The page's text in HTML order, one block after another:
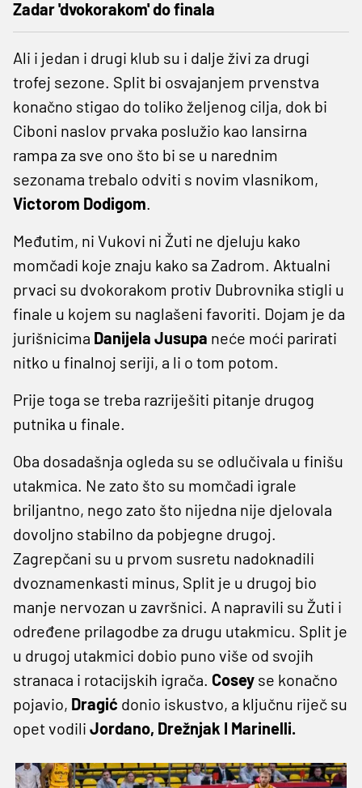
Zadar 'dvokorakom' do finala
Ali i jedan i drugi klub su i dalje živi za drugi
trofej sezone. Split bi osvajanjem prvenstva
konačno stigao do toliko željenog cilja, dok bi
Ciboni naslov prvaka poslužio kao lansirna
rampa za sve ono što bi se u narednim
sezonama trebalo odviti s novim vlasnikom,
Victorom Dodigom.
Međutim, ni Vukovi ni Žuti ne djeluju kako
momčadi koje znaju kako sa Zadrom. Aktualni
prvaci su dvokorakom protiv Dubrovnika stigli u
finale u kojem su naglašeni favoriti. Dojam je da
jurišnicima Danijela Jusupa neće moći parirati
nitko u finalnoj seriji, a li o tom potom.
Prije toga se treba razriješiti pitanje drugog
putnika u finale.
Oba dosadašnja ogleda su se odlučivala u finišu
utakmica. Ne zato što su momčadi igrale
briljantno, nego zato što nijedna nije djelovala
dovoljno stabilno da pobjegne drugoj.
Zagrepčani su u prvom susretu nadoknadili
dvoznamenkasti minus, Split je u drugoj bio
manje nervozan u završnici. A napravili su Žuti i
određene prilagodbe za drugu utakmicu. Split je
u drugoj utakmici dobio puno više od svojih
stranaca i rotacijskih igrača. Cosey se konačno
pojavio, Dragić donio iskustvo, a ključnu riječ su
opet vodili Jordano, Drežnjak I Marinelli.